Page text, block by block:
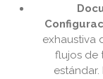
exhaustiva
flujos de